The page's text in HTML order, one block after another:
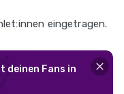
eingetragen.
deinen Fans in